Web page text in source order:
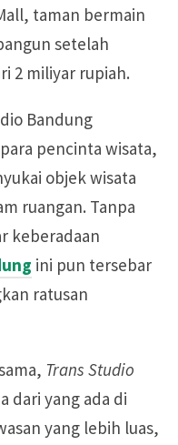
taman bermain
setelah
2 miliyar rupiah.
Bandung
pencinta wisata,
objek wisata
ruangan. Tanpa
keberadaan
ini pun tersebar
ratusan
Trans Studio
dari yang ada di
yang lebih luas,